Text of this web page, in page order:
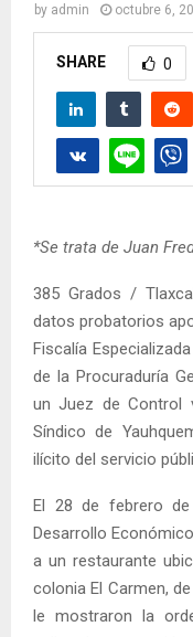
by admin octubre 6,
SHARE 0
*Se trata de Juan
385 Grados /
datos probatorios
Fiscalía
de la Procuraduría
un Juez de Control
Síndico de
ilícito del servicio
El 28 de febrero
Desarrollo
a un restaurante
colonia El Carmen,
le mostraron la